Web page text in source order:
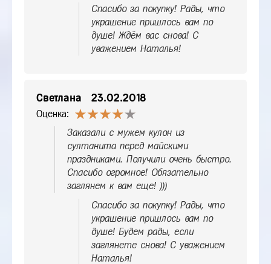
Спасибо за покупку! Рады, что
украшение пришлось вам по
душе! Ждём вас снова! С
уважением Наталья!
Светлана 23.02.2018
Оценка:
Заказали с мужем кулон из
султанита перед майскими
праздниками. Получили очень быстро.
Спасибо огромное! Обязательно
заглянем к вам еще! )))
Спасибо за покупку! Рады, что
украшение пришлось вам по
душе! Будем рады, если
заглянете снова! С уважением
Наталья!